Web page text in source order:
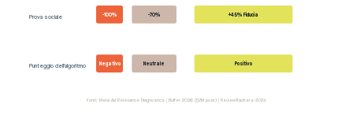
Prova sociale
Punteggio dell'algoritmo
-100% -70% +45% Fiducia
Negativo Neutrale Positivo
Fonti: Meta Ad Relevance Diagnostics | Buffer 2026 (52M post) | ReviewTrackers 2024